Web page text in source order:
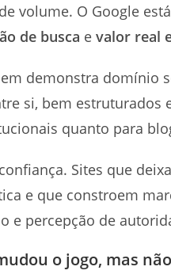
volume. O Google
de busca e valor real
demonstra domínio
si, bem estruturados
quanto para
Sites que
e que constroem
e percepção de
o jogo, mas